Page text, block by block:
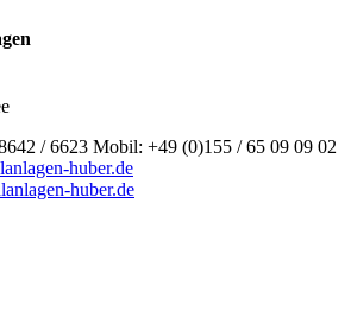
/ 6623 Mobil: +49 (0)155 / 65 09 09 02
huber.de
huber.de